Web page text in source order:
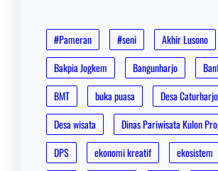
#Pameran #seni
Akhir Lusono
Bakpia Jogkem
Bangunharjo
BMT
buka puasa
Desa Caturharjo
Desa wisata
Dinas Pariwisata Kulon
DPS
ekonomi kreatif ekosistem